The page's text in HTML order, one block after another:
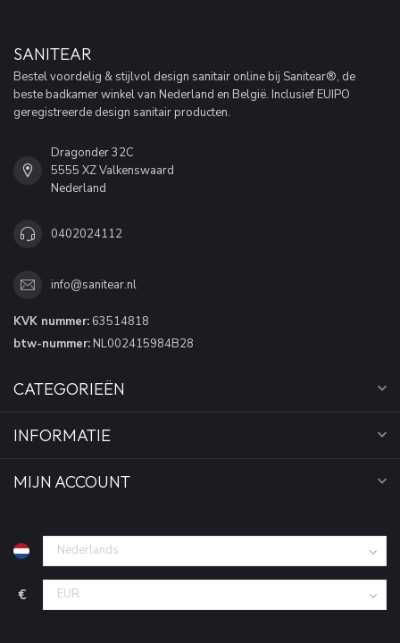
SANITEAR
Bestel voordelig & stijlvol design sanitair online bij Sanitear®, de
beste badkamer winkel van Nederland en België. Inclusief EUIPO
geregistreerde design sanitair producten.
Dragonder 32C
5555 XZ Valkenswaard
Nederland
0402024112
info@sanitear.nl
KVK nummer: 63514818
btw-nummer: NL002415984B28
CATEGORIEËN
INFORMATIE
MIJN ACCOUNT
€